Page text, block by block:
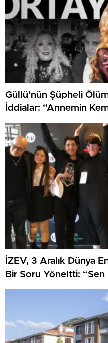
Güllü’nün Şüpheli
İddialar: “Annemin
İZEV, 3 Aralık Dünya
Bir Soru Yöneltti: “Sen